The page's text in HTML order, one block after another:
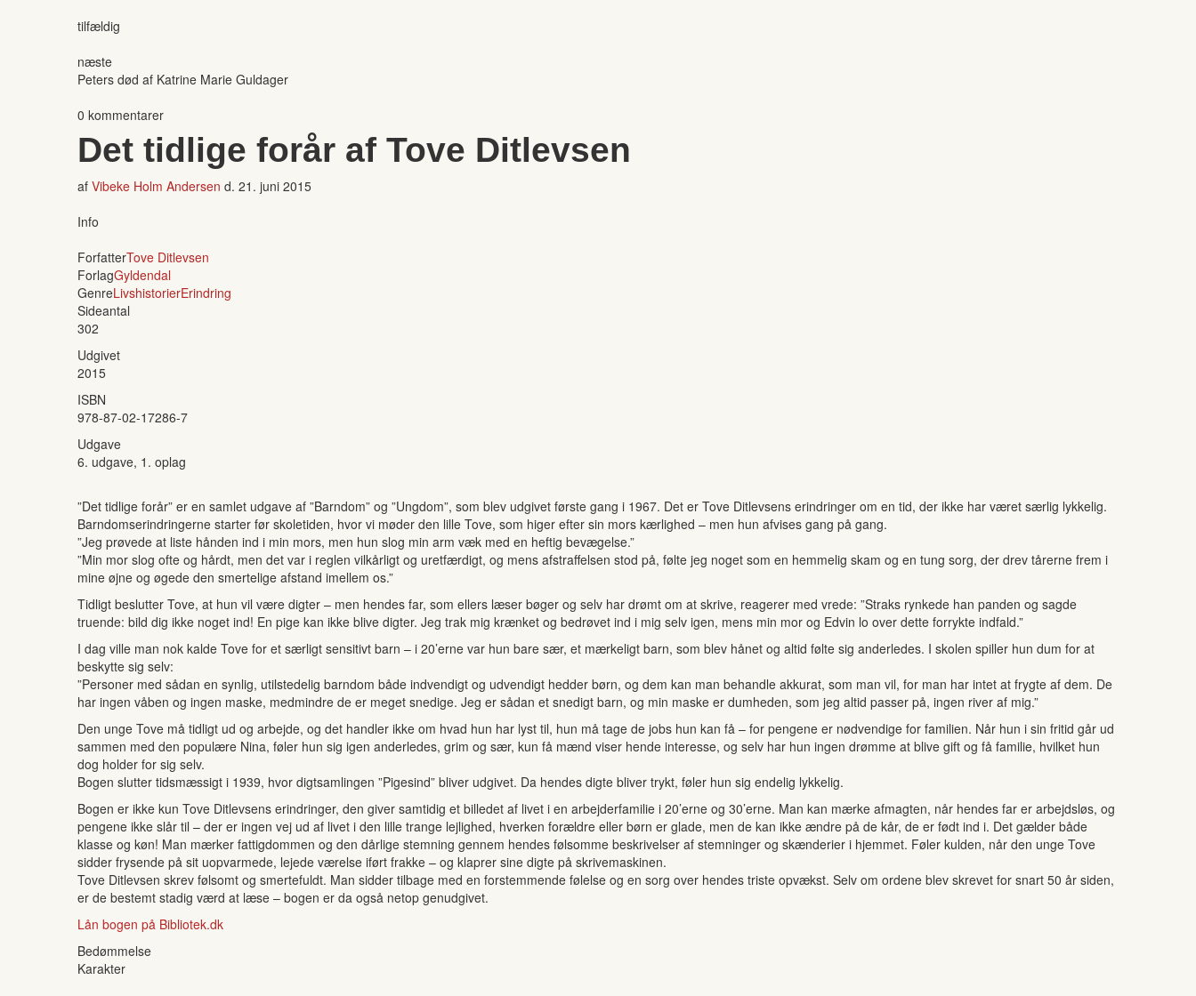
tilfældig
næste
Peters død af Katrine Marie Guldager
0 kommentarer
Det tidlige forår af Tove Ditlevsen
af Vibeke Holm Andersen d. 21. juni 2015
Info
ForfatterTove Ditlevsen
ForlagGyldendal
GenreLivshistorierErindring
Sideantal
302
Udgivet
2015
ISBN
978-87-02-17286-7
Udgave
6. udgave, 1. oplag
”Det tidlige forår” er en samlet udgave af ”Barndom” og ”Ungdom”, som blev udgivet første gang i 1967. Det er Tove Ditlevsens erindringer om en tid, der ikke har været særlig lykkelig.
Barndomserindringerne starter før skoletiden, hvor vi møder den lille Tove, som higer efter sin mors kærlighed – men hun afvises gang på gang.
”Jeg prøvede at liste hånden ind i min mors, men hun slog min arm væk med en heftig bevægelse.”
”Min mor slog ofte og hårdt, men det var i reglen vilkårligt og uretfærdigt, og mens afstraffelsen stod på, følte jeg noget som en hemmelig skam og en tung sorg, der drev tårerne frem i
mine øjne og øgede den smertelige afstand imellem os.”
Tidligt beslutter Tove, at hun vil være digter – men hendes far, som ellers læser bøger og selv har drømt om at skrive, reagerer med vrede: ”Straks rynkede han panden og sagde
truende: bild dig ikke noget ind! En pige kan ikke blive digter. Jeg trak mig krænket og bedrøvet ind i mig selv igen, mens min mor og Edvin lo over dette forrykte indfald.”
I dag ville man nok kalde Tove for et særligt sensitivt barn – i 20’erne var hun bare sær, et mærkeligt barn, som blev hånet og altid følte sig anderledes. I skolen spiller hun dum for at
beskytte sig selv:
”Personer med sådan en synlig, utilstedelig barndom både indvendigt og udvendigt hedder børn, og dem kan man behandle akkurat, som man vil, for man har intet at frygte af dem. De
har ingen våben og ingen maske, medmindre de er meget snedige. Jeg er sådan et snedigt barn, og min maske er dumheden, som jeg altid passer på, ingen river af mig.”
Den unge Tove må tidligt ud og arbejde, og det handler ikke om hvad hun har lyst til, hun må tage de jobs hun kan få – for pengene er nødvendige for familien. Når hun i sin fritid går ud
sammen med den populære Nina, føler hun sig igen anderledes, grim og sær, kun få mænd viser hende interesse, og selv har hun ingen drømme at blive gift og få familie, hvilket hun
dog holder for sig selv.
Bogen slutter tidsmæssigt i 1939, hvor digtsamlingen ”Pigesind” bliver udgivet. Da hendes digte bliver trykt, føler hun sig endelig lykkelig.
Bogen er ikke kun Tove Ditlevsens erindringer, den giver samtidig et billedet af livet i en arbejderfamilie i 20’erne og 30’erne. Man kan mærke afmagten, når hendes far er arbejdsløs, og
pengene ikke slår til – der er ingen vej ud af livet i den lille trange lejlighed, hverken forældre eller børn er glade, men de kan ikke ændre på de kår, de er født ind i. Det gælder både
klasse og køn! Man mærker fattigdommen og den dårlige stemning gennem hendes følsomme beskrivelser af stemninger og skænderier i hjemmet. Føler kulden, når den unge Tove
sidder frysende på sit uopvarmede, lejede værelse iført frakke – og klaprer sine digte på skrivemaskinen.
Tove Ditlevsen skrev følsomt og smertefuldt. Man sidder tilbage med en forstemmende følelse og en sorg over hendes triste opvækst. Selv om ordene blev skrevet for snart 50 år siden,
er de bestemt stadig værd at læse – bogen er da også netop genudgivet.
Lån bogen på Bibliotek.dk
Bedømmelse
Karakter